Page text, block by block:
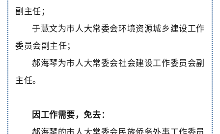
副主任；
于慧文为市人大常委会环境资源城乡建设工作
委员会副主任；
郝海琴为市人大常委会社会建设工作委员会副
主任。
因工作需要，免去：